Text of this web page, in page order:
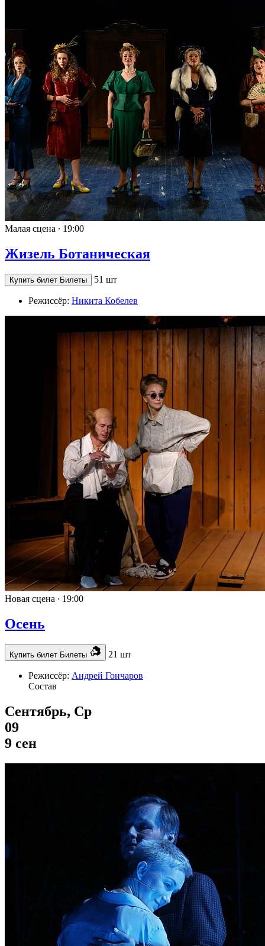
Малая сцена ∙ 19:00
Жизель Ботаническая
Купить билет Билеты 51 шт
Режиссёр: Никита Кобелев
Новая сцена ∙ 19:00
Осень
Купить билет Билеты 21 шт
Режиссёр: Андрей Гончаров
Состав
Сентябрь, Ср
09
9 сен